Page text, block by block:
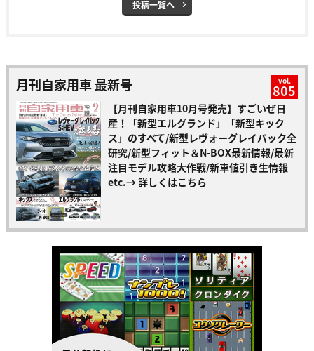
投稿一覧へ
月刊自家用車 最新号 vol.
805
【月刊自家用車10月号発売】すごいぜ日
産！「新型エルグランド」「新型キック
ス」のすべて/新型レヴォーグレイバック全
研究/新型フィット＆N-BOX最新情報/最新
注目モデル攻略大作戦/新車値引き生情報
etc.→ 詳しくはこちら